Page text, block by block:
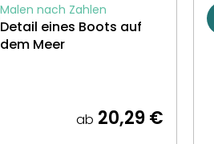
Malen nach Zahlen
Detail eines Boots auf
dem Meer
ab 20,29 €